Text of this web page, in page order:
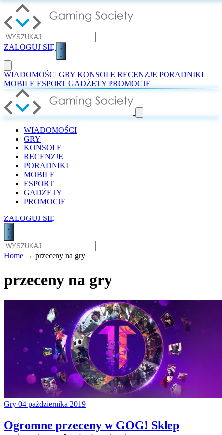
ZALOGUJ SIĘ
WIADOMOŚCI GRY KONSOLE RECENZJE PORADNIKI
MOBILE ESPORT GADŻETY PROMOCJE
WIADOMOŚCI
GRY
KONSOLE
RECENZJE
PORADNIKI
MOBILE
ESPORT
GADŻETY
PROMOCJE
ZALOGUJ SIĘ
Home → przeceny na gry
przeceny na gry
Gry 04 października 2019
Ogromne przeceny w GOG! Sklep